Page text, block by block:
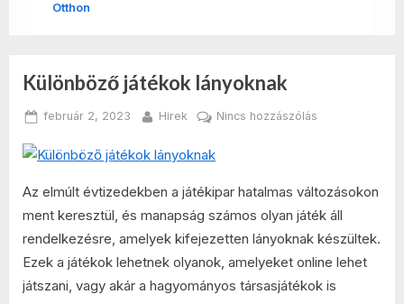
Otthon
Hónap:
2023
február
Különböző játékok lányoknak
Posted
február 2, 2023 By
Hirek Nincs hozzászólás
bejegyzéshez
Az elmúlt évtizedekben a játékipar hatalmas változásokon
ment keresztül, és manapság számos olyan játék áll
rendelkezésre, amelyek kifejezetten lányoknak készültek.
Ezek a játékok lehetnek olyanok, amelyeket online lehet
játszani, vagy akár a hagyományos társasjátékok is